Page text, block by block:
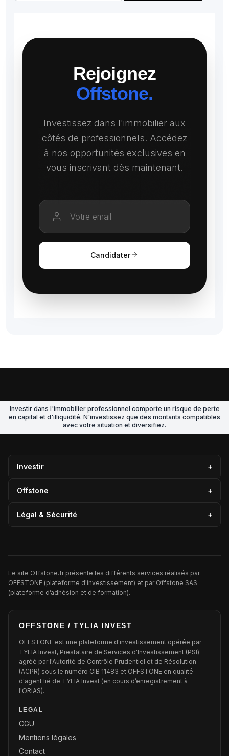
Rejoignez
Offstone.
Investissez dans l'immobilier aux
côtés de professionnels. Accédez
à nos opportunités exclusives en
vous inscrivant dès maintenant.
Candidater
Investir dans l'immobilier professionnel comporte un risque de perte
en capital et d'illiquidité. N'investissez que des montants compatibles
avec votre situation et diversifiez.
Investir +
Offstone +
Légal & Sécurité +
Le site Offstone.fr présente les différents services réalisés par
OFFSTONE (plateforme d'investissement) et par Offstone SAS
(plateforme d’adhésion et de formation).
OFFSTONE / TYLIA INVEST
OFFSTONE est une plateforme d'investissement opérée par
TYLIA Invest, Prestataire de Services d'Investissement (PSI)
agréé par l'Autorité de Contrôle Prudentiel et de Résolution
(ACPR) sous le numéro CIB 11483 et OFFSTONE en qualité
d'agent lié de TYLIA Invest (en cours d’enregistrement à
l'ORIAS).
LEGAL
CGU
Mentions légales
Contact